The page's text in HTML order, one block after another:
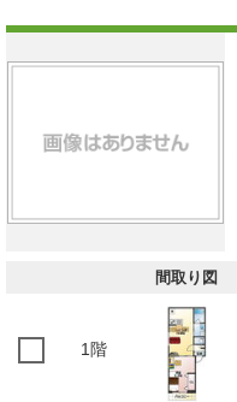
間取り図
1階